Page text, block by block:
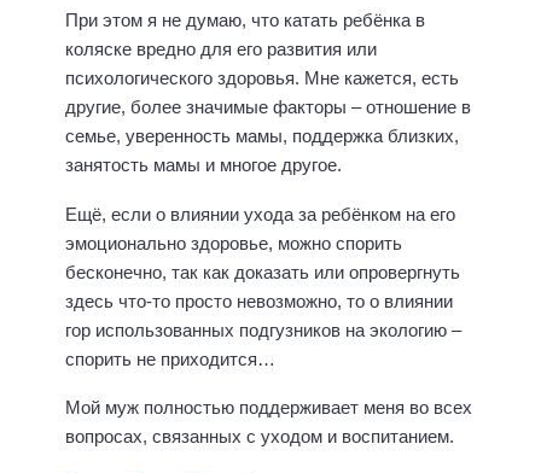
При этом я не думаю, что катать ребёнка в
коляске вредно для его развития или
психологического здоровья. Мне кажется, есть
другие, более значимые факторы – отношение в
семье, уверенность мамы, поддержка близких,
занятость мамы и многое другое.
Ещё, если о влиянии ухода за ребёнком на его
эмоционально здоровье, можно спорить
бесконечно, так как доказать или опровергнуть
здесь что-то просто невозможно, то о влиянии
гор использованных подгузников на экологию –
спорить не приходится…
Мой муж полностью поддерживает меня во всех
вопросах, связанных с уходом и воспитанием.